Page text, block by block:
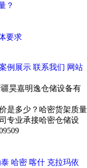
？
要求
例展示 联系我们 网站
昊嘉明逸仓储设备有
是多少？哈密货架质量
专业承接哈密仓储设
哈密 喀什 克拉玛依